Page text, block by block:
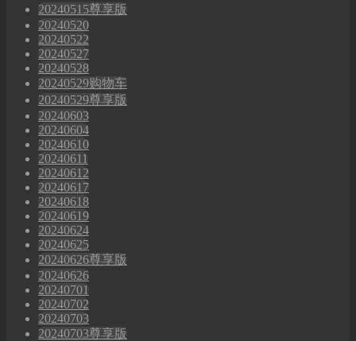
20240515尊享版
20240520
20240522
20240527
20240528
20240529购物车
20240529尊享版
20240603
20240604
20240610
20240611
20240612
20240617
20240618
20240619
20240624
20240625
20240626尊享版
20240626
20240701
20240702
20240703
20240703尊享版